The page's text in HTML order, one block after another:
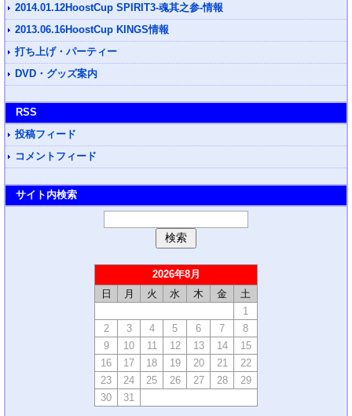
2014.01.12HoostCup SPIRIT3-魂其之参-情報
2013.06.16HoostCup KINGS情報
打ち上げ・パーティー
DVD・グッズ案内
RSS
投稿フィード
コメントフィード
サイト内検索
2026年8月
日 月 火 水 木 金
土
1
2
3 4 5 6 7
8
9
10 11 12 13 14
15
16
17 18 19 20 21
22
23
24 25 26 27 28
29
30
31